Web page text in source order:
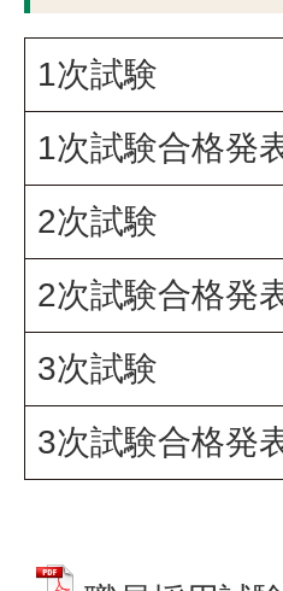
1次試験
1次試験合格発
2次試験
2次試験合格発
3次試験
3次試験合格発